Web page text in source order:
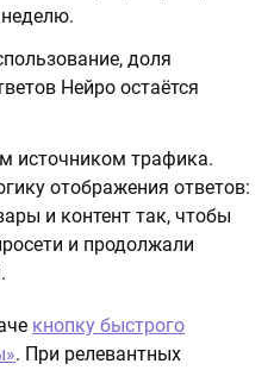
доля
Нейро остаётся
источником трафика.
отображения ответов:
и контент так, чтобы
и продолжали
кнопку быстрого
. При релевантных